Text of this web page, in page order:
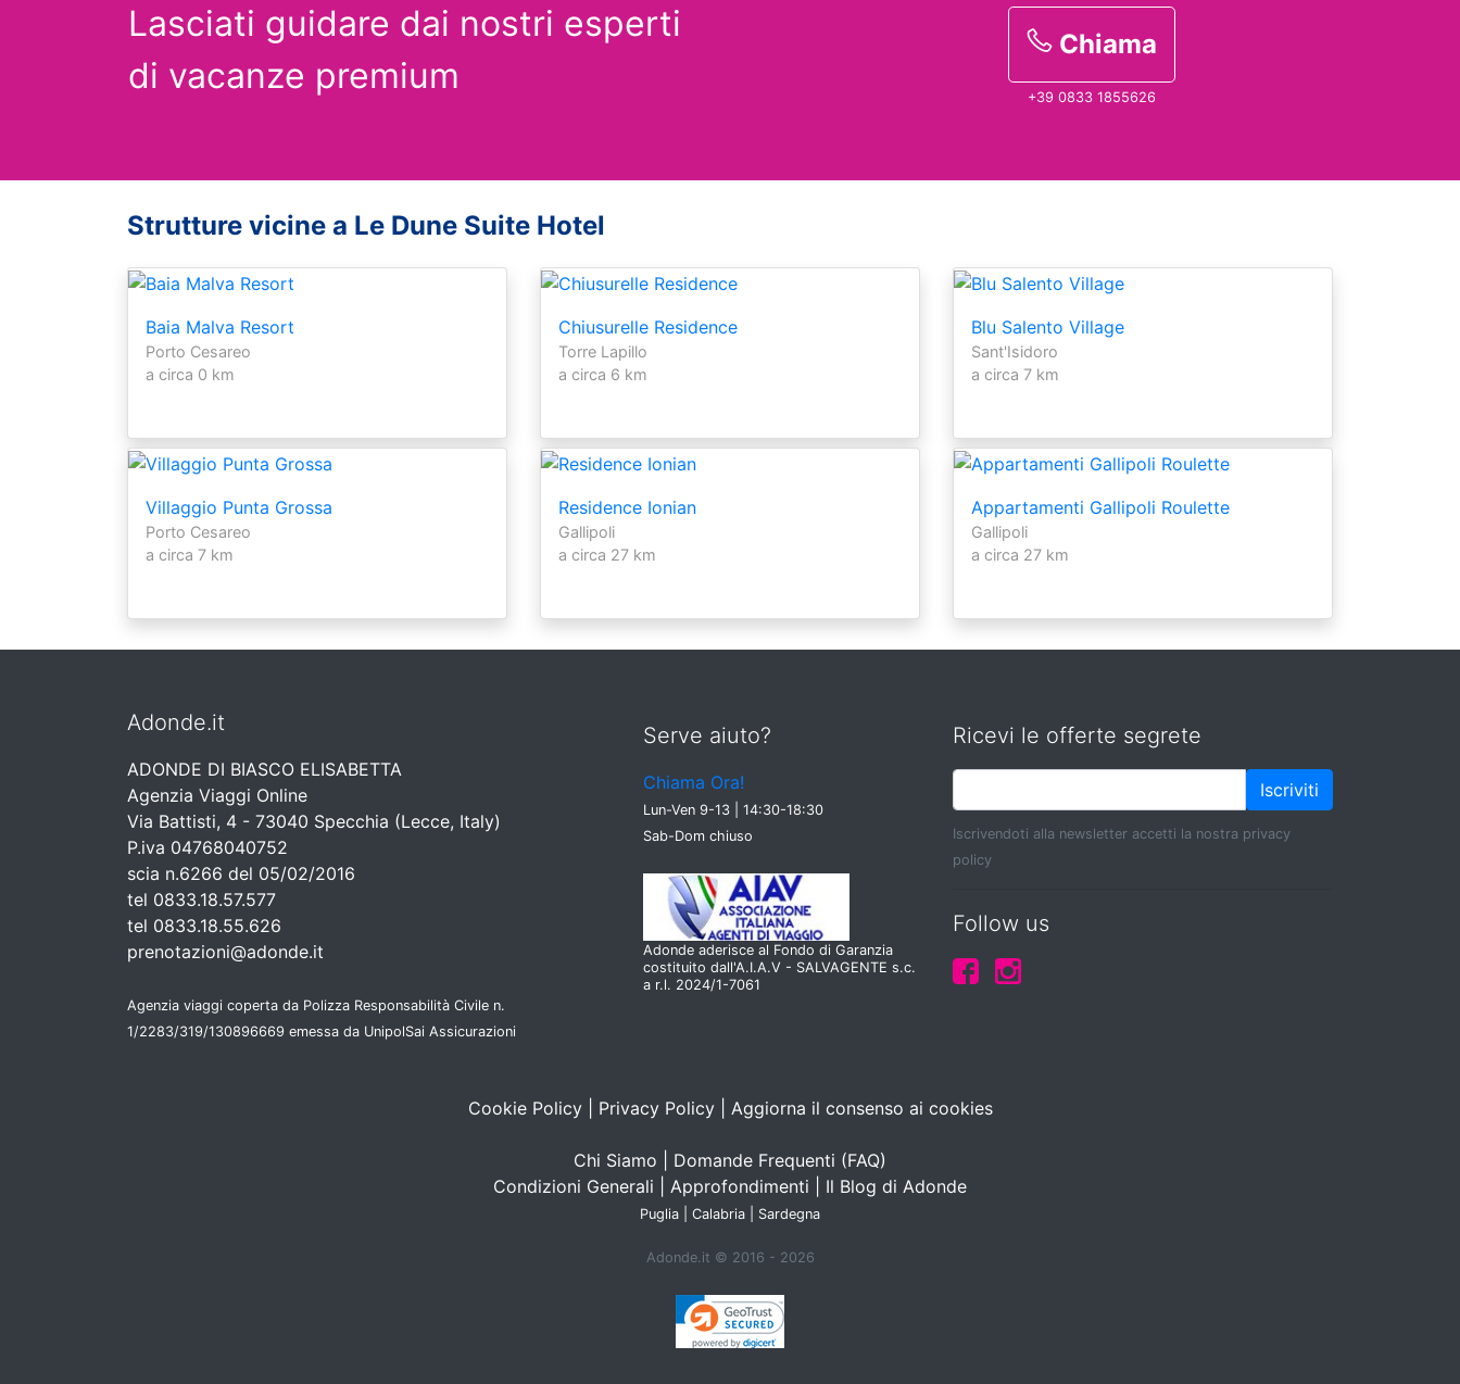
Lasciati guidare dai nostri esperti
di vacanze premium
Chiama
+39 0833 1855626
Strutture vicine a Le Dune Suite Hotel
Baia Malva Resort
Porto Cesareo
a circa 0 km
Chiusurelle Residence
Torre Lapillo
a circa 6 km
Blu Salento Village
Sant'Isidoro
a circa 7 km
Villaggio Punta Grossa
Porto Cesareo
a circa 7 km
Residence Ionian
Gallipoli
a circa 27 km
Appartamenti Gallipoli Roulette
Gallipoli
a circa 27 km
Adonde.it
ADONDE DI BIASCO ELISABETTA
Agenzia Viaggi Online
Via Battisti, 4 - 73040 Specchia (Lecce, Italy)
P.iva 04768040752
scia n.6266 del 05/02/2016
tel 0833.18.57.577
tel 0833.18.55.626
prenotazioni@adonde.it
Agenzia viaggi coperta da Polizza Responsabilità Civile n.
1/2283/319/130896669 emessa da UnipolSai Assicurazioni
Serve aiuto?
Chiama Ora!
Lun-Ven 9-13 | 14:30-18:30
Sab-Dom chiuso
Adonde aderisce al Fondo di Garanzia
costituito dall'A.I.A.V - SALVAGENTE s.c.
a r.l. 2024/1-7061
Ricevi le offerte segrete
Iscriviti
Iscrivendoti alla newsletter accetti la nostra privacy
policy
Follow us
Cookie Policy| Privacy Policy| Aggiorna il consenso ai cookies
Chi Siamo
Domande Frequenti (FAQ)
Condizioni Generali
Approfondimenti Il Blog di Adonde
Puglia Calabria Sardegna
Adonde.it © 2016 - 2026